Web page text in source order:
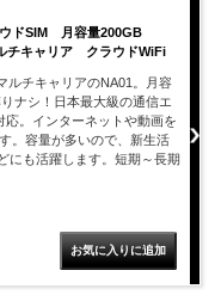
ウドSIM 月容量200GB
キャリア クラウドWiFi
ルチキャリアのNA01。月容
ナシ！日本最大級の通信エ
応。インターネットや動画を
。容量が多いので、新生活
にも活躍します。短期～長期